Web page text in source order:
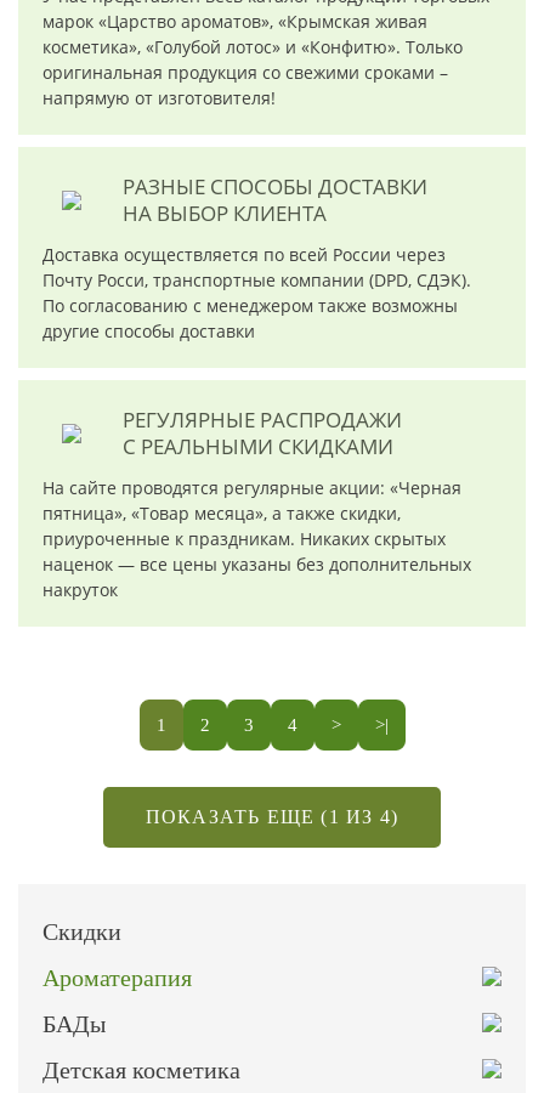
Скидки
Ароматерапия
БАДы
Детская косметика
марок «Царство ароматов», «Крымская живая
косметика», «Голубой лотос» и «Конфитю». Только
оригинальная продукция со свежими сроками –
напрямую от изготовителя!
РАЗНЫЕ СПОСОБЫ ДОСТАВКИ
НА ВЫБОР КЛИЕНТА
Доставка осуществляется по всей России через
Почту Росси, транспортные компании (DPD, СДЭК).
По согласованию с менеджером также возможны
другие способы доставки
РЕГУЛЯРНЫЕ РАСПРОДАЖИ
С РЕАЛЬНЫМИ СКИДКАМИ
На сайте проводятся регулярные акции: «Черная
пятница», «Товар месяца», а также скидки,
приуроченные к праздникам. Никаких скрытых
наценок — все цены указаны без дополнительных
накруток
1 2 3 4 > >|
ПОКАЗАТЬ ЕЩЕ (1 ИЗ 4)